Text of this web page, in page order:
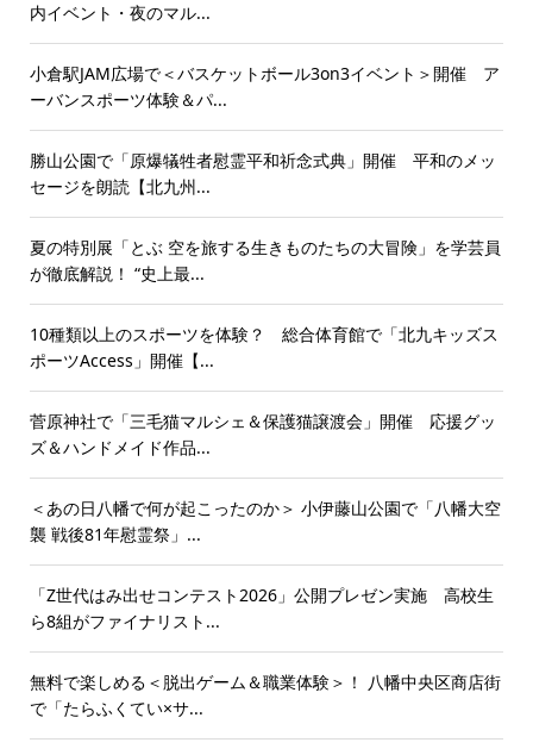
内イベント・夜のマル...
小倉駅JAM広場で＜バスケットボール3on3イベント＞開催 ア
ーバンスポーツ体験＆パ...
勝山公園で「原爆犠牲者慰霊平和祈念式典」開催 平和のメッ
セージを朗読【北九州...
夏の特別展「とぶ 空を旅する生きものたちの大冒険」を学芸員
が徹底解説！ “史上最...
10種類以上のスポーツを体験？ 総合体育館で「北九キッズス
ポーツAccess」開催【...
菅原神社で「三毛猫マルシェ＆保護猫譲渡会」開催 応援グッ
ズ＆ハンドメイド作品...
＜あの日八幡で何が起こったのか＞ 小伊藤山公園で「八幡大空
襲 戦後81年慰霊祭」...
「Z世代はみ出せコンテスト2026」公開プレゼン実施 高校生
ら8組がファイナリスト...
無料で楽しめる＜脱出ゲーム＆職業体験＞！ 八幡中央区商店街
で「たらふくてい×サ...